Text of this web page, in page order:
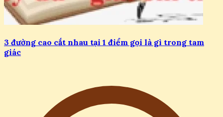
3 đường cao cắt nhau tại 1 điểm gọi là gì trong tam
giác